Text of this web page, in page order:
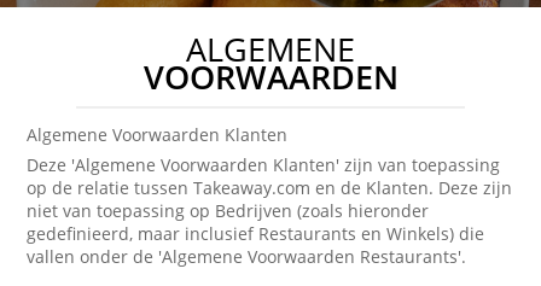
ALGEMENE
VOORWAARDEN
Algemene Voorwaarden Klanten
Deze 'Algemene Voorwaarden Klanten' zijn van toepassing
op de relatie tussen Takeaway.com en de Klanten. Deze zijn
niet van toepassing op Bedrijven (zoals hieronder
gedefinieerd, maar inclusief Restaurants en Winkels) die
vallen onder de 'Algemene Voorwaarden Restaurants'.